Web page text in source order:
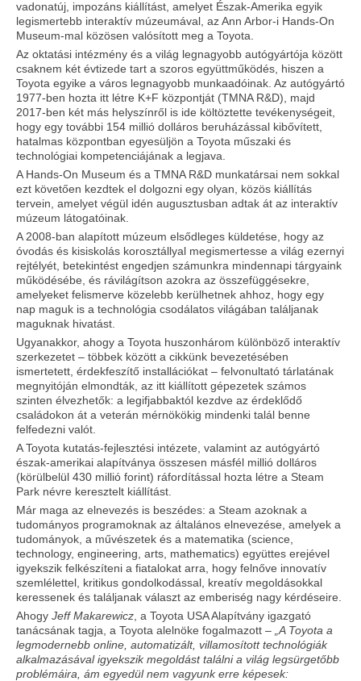
vadonatúj, impozáns kiállítást, amelyet Észak-Amerika egyik
legismertebb interaktív múzeumával, az Ann Arbor-i Hands-On
Museum-mal közösen valósított meg a Toyota.
Az oktatási intézmény és a világ legnagyobb autógyártója között
csaknem két évtizede tart a szoros együttműködés, hiszen a
Toyota egyike a város legnagyobb munkaadóinak. Az autógyártó
1977-ben hozta itt létre K+F központját (TMNA R&D), majd
2017-ben két más helyszínről is ide költöztette tevékenységeit,
hogy egy további 154 millió dolláros beruházással kibővített,
hatalmas központban egyesüljön a Toyota műszaki és
technológiai kompetenciájának a legjava.
A Hands-On Museum és a TMNA R&D munkatársai nem sokkal
ezt követően kezdtek el dolgozni egy olyan, közös kiállítás
tervein, amelyet végül idén augusztusban adtak át az interaktív
múzeum látogatóinak.
A 2008-ban alapított múzeum elsődleges küldetése, hogy az
óvodás és kisiskolás korosztállyal megismertesse a világ ezernyi
rejtélyét, betekintést engedjen számunkra mindennapi tárgyaink
működésébe, és rávilágítson azokra az összefüggésekre,
amelyeket felismerve közelebb kerülhetnek ahhoz, hogy egy
nap maguk is a technológia csodálatos világában találjanak
maguknak hivatást.
Ugyanakkor, ahogy a Toyota huszonhárom különböző interaktív
szerkezetet – többek között a cikkünk bevezetésében
ismertetett, érdekfeszítő installációkat – felvonultató tárlatának
megnyitóján elmondták, az itt kiállított gépezetek számos
szinten élvezhetők: a legifjabbaktól kezdve az érdeklődő
családokon át a veterán mérnökökig mindenki talál benne
felfedezni valót.
A Toyota kutatás-fejlesztési intézete, valamint az autógyártó
észak-amerikai alapítványa összesen másfél millió dolláros
(körülbelül 430 millió forint) ráfordítással hozta létre a Steam
Park névre keresztelt kiállítást.
Már maga az elnevezés is beszédes: a Steam azoknak a
tudományos programoknak az általános elnevezése, amelyek a
tudományok, a művészetek és a matematika (science,
technology, engineering, arts, mathematics) együttes erejével
igyekszik felkészíteni a fiatalokat arra, hogy felnőve innovatív
szemlélettel, kritikus gondolkodással, kreatív megoldásokkal
keressenek és találjanak választ az emberiség nagy kérdéseire.
Ahogy Jeff Makarewicz , a Toyota USA Alapítvány igazgató
tanácsának tagja, a Toyota alelnöke fogalmazott – „A Toyota a
legmodernebb online, automatizált, villamosított technológiák
alkalmazásával igyekszik megoldást találni a világ legsürgetőbb
problémáira, ám egyedül nem vagyunk erre képesek: